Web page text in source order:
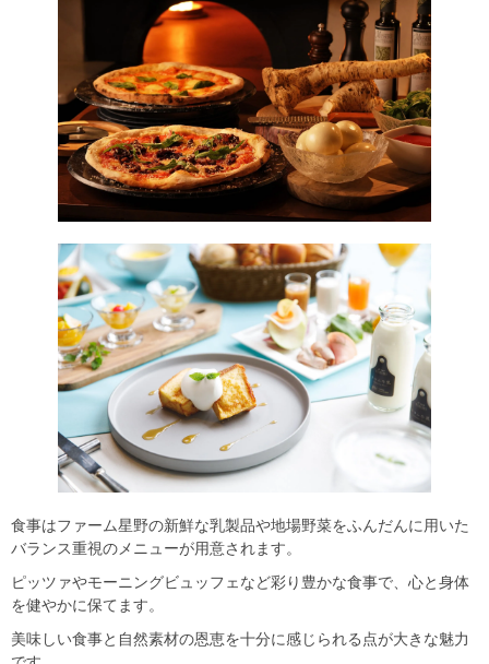
食事はファーム星野の新鮮な乳製品や地場野菜をふんだんに用いた
バランス重視のメニューが用意されます。
ピッツァやモーニングビュッフェなど彩り豊かな食事で、心と身体
を健やかに保てます。
美味しい食事と自然素材の恩恵を十分に感じられる点が大きな魅力